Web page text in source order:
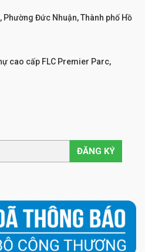
Đức Nhuận, Thành phố Hồ
cao cấp FLC Premier Parc,